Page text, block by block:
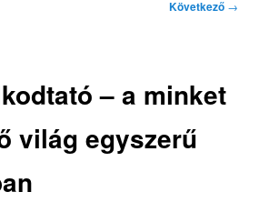
Következő →
– a minket
világ egyszerű